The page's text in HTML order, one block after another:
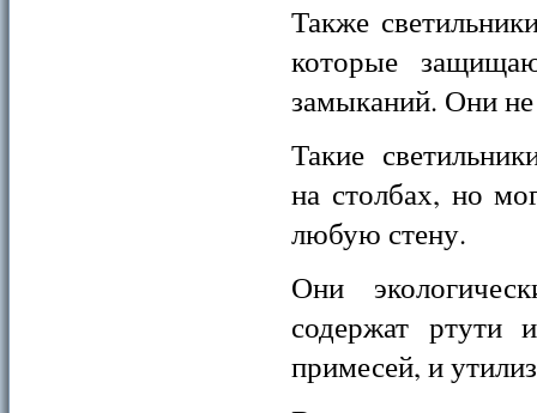
Также
которые
замыканий. Они
Такие
на столбах, но
любую стену.
Они
содержат ртути
примесей, и